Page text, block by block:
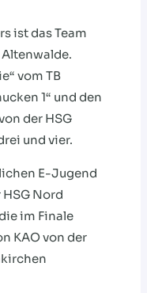
ist das Team
Altenwalde.
vom TB
1“ und den
der HSG
und vier.
E-Jugend
Nord
im Finale
KAO von der